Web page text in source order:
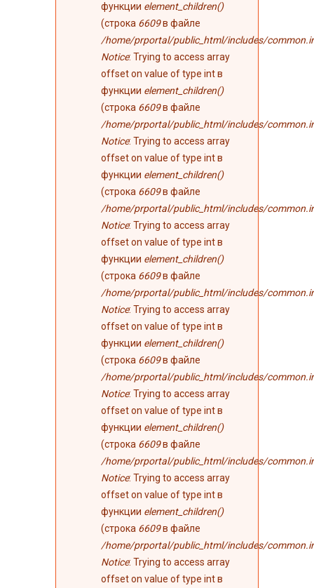
функции element_children()
(строка 6609в файле
/home/prportal/public_html/includes/
Notice: Trying to access array
offset on value of type int в
функции element_children()
(строка 6609в файле
/home/prportal/public_html/includes/
Notice: Trying to access array
offset on value of type int в
функции element_children()
(строка 6609в файле
/home/prportal/public_html/includes/
Notice: Trying to access array
offset on value of type int в
функции element_children()
(строка 6609в файле
/home/prportal/public_html/includes/
Notice: Trying to access array
offset on value of type int в
функции element_children()
(строка 6609в файле
/home/prportal/public_html/includes/
Notice: Trying to access array
offset on value of type int в
функции element_children()
(строка 6609в файле
/home/prportal/public_html/includes/
Notice: Trying to access array
offset on value of type int в
функции element_children()
(строка 6609в файле
/home/prportal/public_html/includes/
Notice: Trying to access array
offset on value of type int в